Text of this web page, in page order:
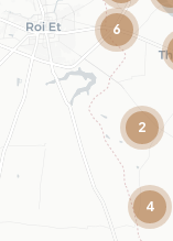
6
2
4